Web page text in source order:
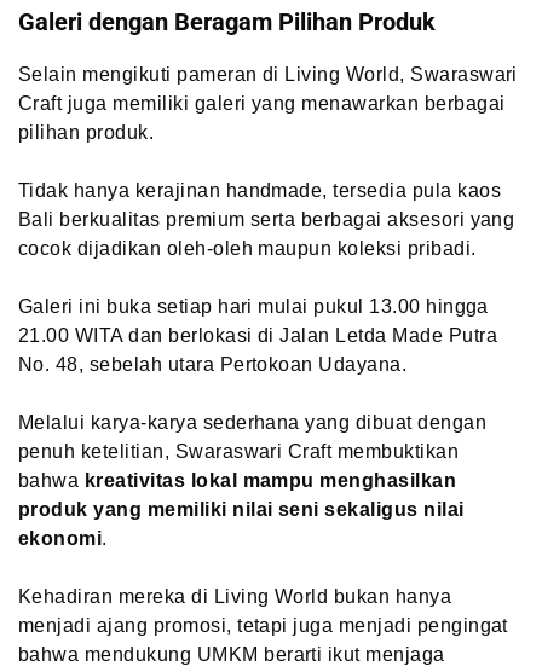
Galeri dengan Beragam Pilihan Produk
Selain mengikuti pameran di Living World, Swaraswari
Craft juga memiliki galeri yang menawarkan berbagai
pilihan produk.
Tidak hanya kerajinan handmade, tersedia pula kaos
Bali berkualitas premium serta berbagai aksesori yang
cocok dijadikan oleh-oleh maupun koleksi pribadi.
Galeri ini buka setiap hari mulai pukul 13.00 hingga
21.00 WITA dan berlokasi di Jalan Letda Made Putra
No. 48, sebelah utara Pertokoan Udayana.
Melalui karya-karya sederhana yang dibuat dengan
penuh ketelitian, Swaraswari Craft membuktikan
bahwa kreativitas lokal mampu menghasilkan
produk yang memiliki nilai seni sekaligus nilai
ekonomi.
Kehadiran mereka di Living World bukan hanya
menjadi ajang promosi, tetapi juga menjadi pengingat
bahwa mendukung UMKM berarti ikut menjaga